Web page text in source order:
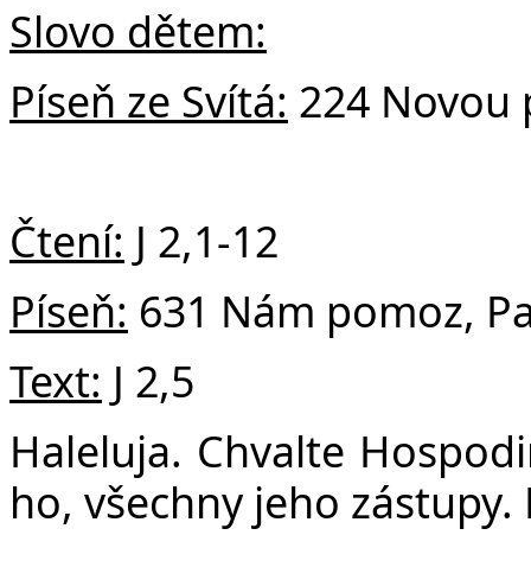
Slovo dětem:
Píseň ze Svítá: 224 Novou
Čtení: J 2,1-12
Píseň: 631 Nám pomoz,
Text: J 2,5
Haleluja. Chvalte
ho, všechny jeho zástupy.